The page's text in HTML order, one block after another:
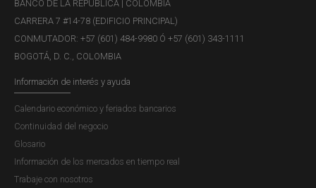
fuente importante de financiamiento de largo plazo.
Recuadro 1: Utilidades de las empresas
extranjeras en Colombia: Dinámica
sectorial y perspectivas
Publicación |
1. Utilidades y déficit de cuenta corriente.
últimos años el país ha suplido sus deficiencias de ahorro
BANCO DE LA REPÚBLICA | COLOMBIA
CARRERA 7 #14-78 (EDIFICIO PRINCIPAL)
CONMUTADOR: +57 (601) 484-9980 Ó +57 (601) 343-1111
BOGOTÁ, D. C., COLOMBIA
Información de interés y ayuda
Calendario económico y feriados bancarios
Continuidad del negocio
Glosario
Información de los mercados en tiempo real
Trabaje con nosotros